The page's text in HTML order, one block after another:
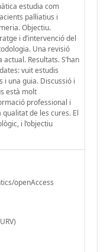
estudia com
pal·liatius i
Objectiu.
i d’intervenció del
Una revisió
Resultats. S’han
vuit estudis
una guia. Discussió i
està molt
professional i
de les cures. El
i l’objectiu
openAccess